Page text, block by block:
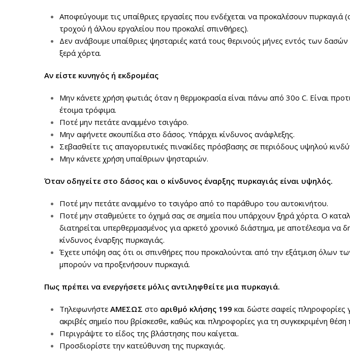
Αποφεύγουμε τις υπαίθριες εργασίες που ενδέχεται να προκαλέσουν πυρκαγιά
τροχού ή άλλου εργαλείου που προκαλεί σπινθήρες).
Δεν ανάβουμε υπαίθριες ψησταριές κατά τους θερινούς μήνες εντός των
ξερά χόρτα.
Αν είστε κυνηγός ή εκδρομέας
Μην κάνετε χρήση φωτιάς όταν η θερμοκρασία είναι πάνω από 30o C. Είναι
έτοιμα τρόφιμα.
Ποτέ μην πετάτε αναμμένο τσιγάρο.
Μην αφήνετε σκουπίδια στο δάσος. Υπάρχει κίνδυνος ανάφλεξης.
Σεβασθείτε τις απαγορευτικές πινακίδες πρόσβασης σε περιόδους υψηλού
Μην κάνετε χρήση υπαίθριων ψησταριών.
Όταν οδηγείτε στο δάσος και ο κίνδυνος έναρξης πυρκαγιάς είναι υψηλός.
Ποτέ μην πετάτε αναμμένο το τσιγάρο από το παράθυρο του αυτοκινήτου.
Ποτέ μην σταθμεύετε το όχημά σας σε σημεία που υπάρχουν ξηρά χόρτα. Ο
διατηρείται υπερθερμασμένος για αρκετό χρονικό διάστημα, με αποτέλεσμα να
κίνδυνος έναρξης πυρκαγιάς.
Έχετε υπόψη σας ότι οι σπινθήρες που προκαλούνται από την εξάτμιση όλων
μπορούν να προξενήσουν πυρκαγιά.
Πως πρέπει να ενεργήσετε μόλις αντιληφθείτε μια πυρκαγιά.
Τηλεφωνήστε ΑΜΕΣΩΣ στο αριθμό κλήσης 199 και δώστε σαφείς πληροφορίες
ακριβές σημείο που βρίσκεσθε, καθώς και πληροφορίες για τη συγκεκριμένη
Περιγράψτε το είδος της βλάστησης που καίγεται.
Προσδιορίστε την κατεύθυνση της πυρκαγιάς.